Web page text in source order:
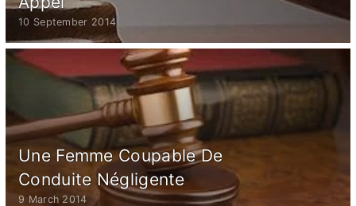
10 September 2014
Une Femme Coupable De
Conduite Négligente
9 March 2014